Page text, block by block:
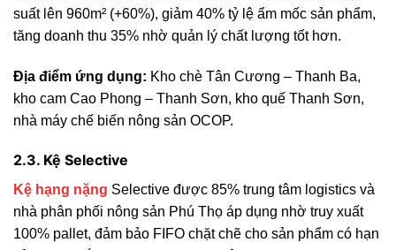
suất lên 960m² (+60%), giảm 40% tỷ lệ ẩm mốc sản phẩm,
tăng doanh thu 35% nhờ quản lý chất lượng tốt hơn.
Địa điểm ứng dụng: Kho chè Tân Cương – Thanh Ba,
kho cam Cao Phong – Thanh Sơn, kho quế Thanh Sơn,
nhà máy chế biến nông sản OCOP.
2.3. Kệ Selective
Kệ hạng nặng Selective được 85% trung tâm logistics và
nhà phân phối nông sản Phú Thọ áp dụng nhờ truy xuất
100% pallet, đảm bảo FIFO chặt chẽ cho sản phẩm có hạn